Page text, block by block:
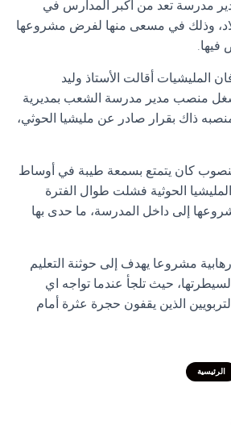
مدرسة تعد من أكبر المدارس في
وذلك في مسعى منها لفرض مشروعها
فيها.
المليشيات أقالت الأستاذ وليد
منصب مدير مدرسة الشعب بمديرية
ذاك بقرار صادر عن مليشيا الحوثي،
كان يتمتع بسمعة طيبة في أوساط
الحوثية فشلت طوال الفترة
إلى داخل المدرسة، ما حدى بها
مشروعا يهدف إلى حوثنة التعليم
حيث تلجأ عندما تواجه اي
الذين يقفون حجرة عثرة أمام
الرئيسية